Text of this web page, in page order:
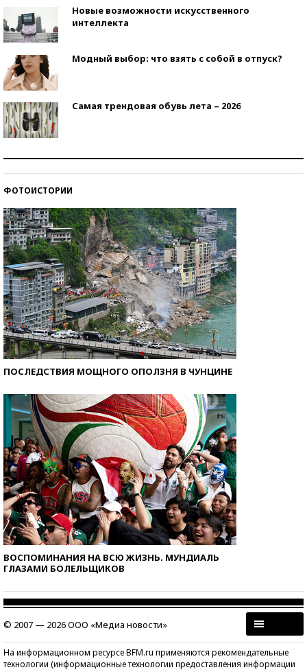
Новые возможности искусственного
интеллекта
Модный выбор: что взять с собой в отпуск?
Самая трендовая обувь лета – 2026
ФОТОИСТОРИИ
ПОСЛЕДСТВИЯ МОЩНОГО ОПОЛЗНЯ В ЧУНЦИНЕ
ВОСПОМИНАНИЯ НА ВСЮ ЖИЗНЬ. МУНДИАЛЬ
ГЛАЗАМИ БОЛЕЛЬЩИКОВ
© 2007 — 2026 ООО «Медиа новости»
На информационном ресурсе BFM.ru применяются рекомендательные
технологии (информационные технологии предоставления информации